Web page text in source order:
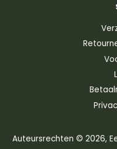
Auteursrechten © 2026,